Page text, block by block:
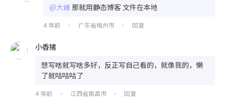
@大峰 那就用静态博客 文件在本地
4 年前 • 广东省梅州市 • 回复
小香猪
想写啥就写啥多好，反正写自己看的，就像我的，懒
了就咕咕咕了
4 年前 • 江西省南昌市 • 回复